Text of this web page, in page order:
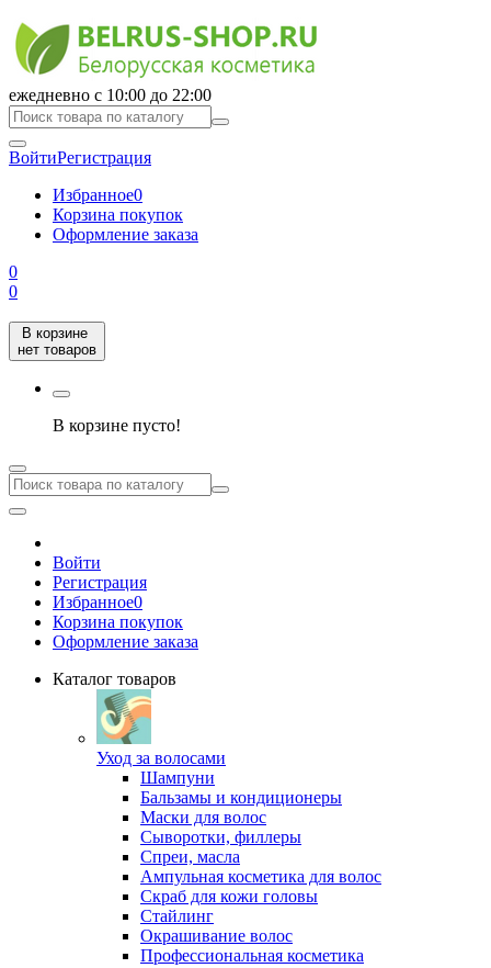
ежедневно с 10:00 до 22:00
ВойтиРегистрация
Избранное0
Корзина покупок
Оформление заказа
0
0
В корзине
нет товаров
В корзине пусто!
Войти
Регистрация
Избранное0
Корзина покупок
Оформление заказа
Каталог товаров
Уход за волосами
Шампуни
Бальзамы и кондиционеры
Маски для волос
Сыворотки, филлеры
Спреи, масла
Ампульная косметика для волос
Скраб для кожи головы
Стайлинг
Окрашивание волос
Профессиональная косметика